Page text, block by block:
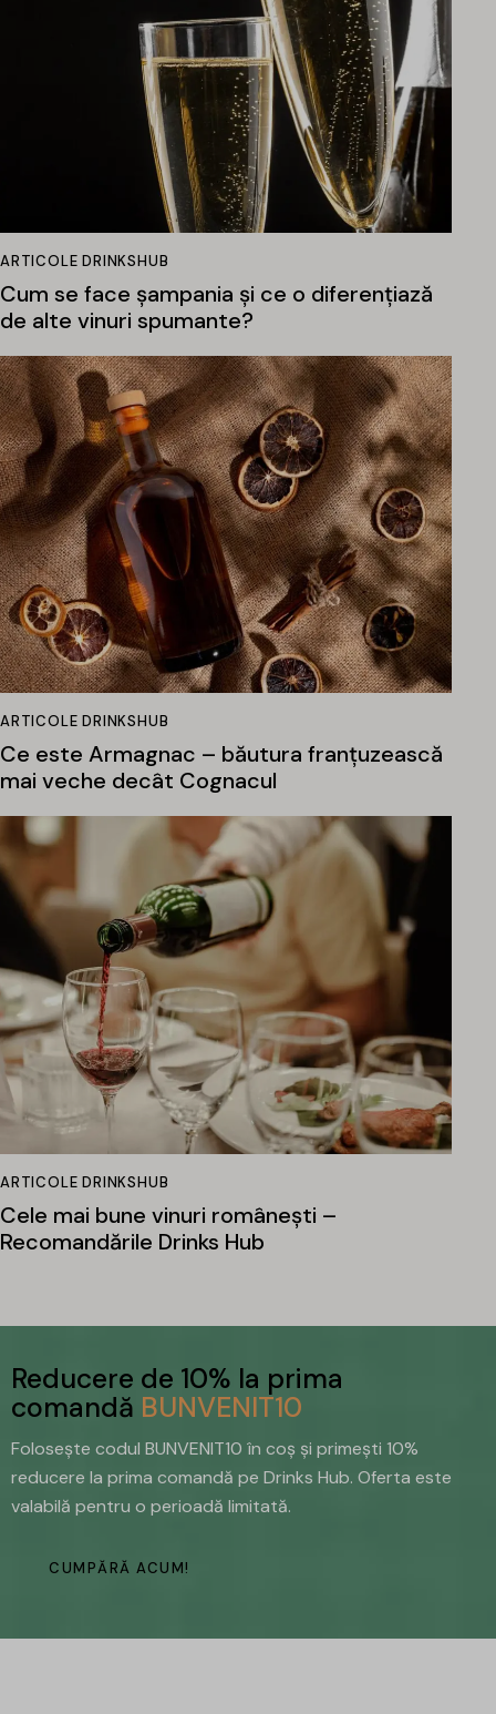
ARTICOLE DRINKSHUB
Cum se face șampania și ce o diferențiază
de alte vinuri spumante?
ARTICOLE DRINKSHUB
Ce este Armagnac – băutura franțuzească
mai veche decât Cognacul
ARTICOLE DRINKSHUB
Cele mai bune vinuri românești –
Recomandările Drinks Hub
Reducere de 10% la prima
comandă BUNVENIT10
Folosește codul BUNVENIT10 în coș și primești 10%
reducere la prima comandă pe Drinks Hub. Oferta este
valabilă pentru o perioadă limitată.
CUMPĂRĂ ACUM!